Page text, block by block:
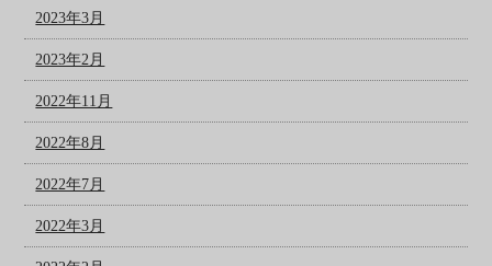
2023年3月
2023年2月
2022年11月
2022年8月
2022年7月
2022年3月